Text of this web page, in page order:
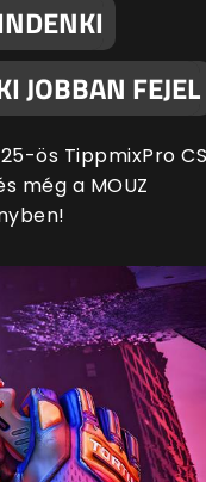
JOBBAN FEJEL
ös TippmixPro
még a MOUZ